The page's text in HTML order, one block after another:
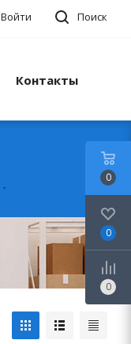
Поиск
Войти
Контакты
0
0
0